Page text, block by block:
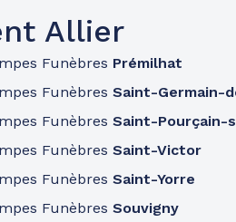
Allier
Funèbres Prémilhat
FunèbresSaint-Germain-
FunèbresSaint-Pourçain-
FunèbresSaint-Victor
FunèbresSaint-Yorre
FunèbresSouvigny